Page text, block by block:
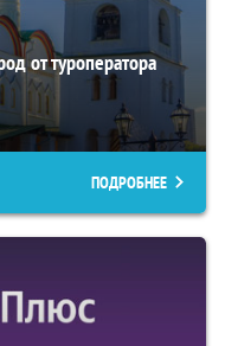
от туроператора
ПОДРОБНЕЕ